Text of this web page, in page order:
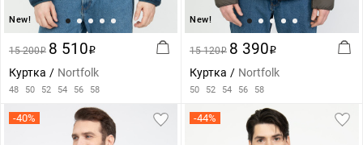
New!
15 200i 8 510i
Куртка Nortfolk
48 50 52 54 56 58
New!
15 120i 8 390i
Куртка Nortfolk
50 52 54 56 58
-40% -44%